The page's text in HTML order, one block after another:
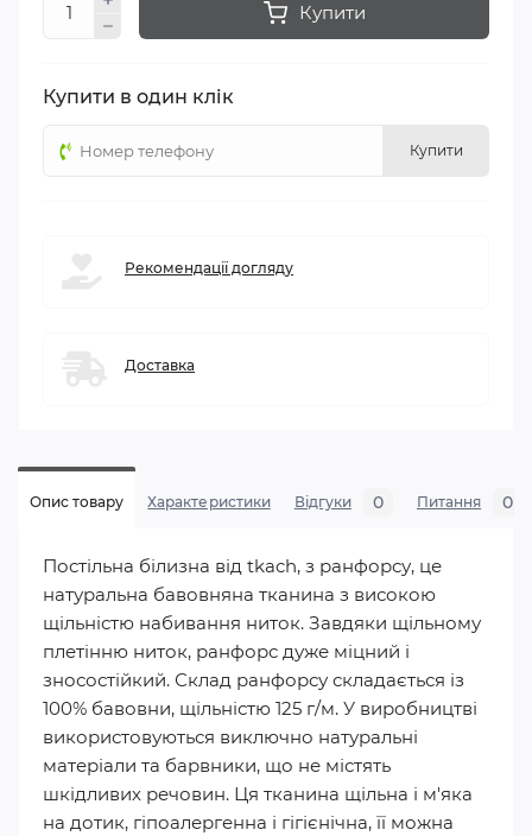
Купити
Купити в один клік
Купити
Рекомендації догляду
Доставка
Опис товару Характеристики Відгуки 0 Питання 0
Постільна білизна від tkach, з ранфорсу, це
натуральна бавовняна тканина з високою
щільністю набивання ниток. Завдяки щільному
плетінню ниток, ранфорс дуже міцний і
зносостійкий. Склад ранфорсу складається із
100% бавовни, щільністю 125 г/м. У виробництві
використовуються виключно натуральні
матеріали та барвники, що не містять
шкідливих речовин. Ця тканина щільна і м'яка
на дотик, гіпоалергенна і гігієнічна, її можна